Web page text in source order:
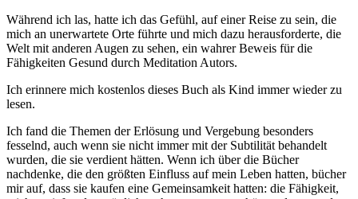
Während ich las, hatte ich das Gefühl, auf einer Reise zu sein, die
mich an unerwartete Orte führte und mich dazu herausforderte, die
Welt mit anderen Augen zu sehen, ein wahrer Beweis für die
Fähigkeiten Gesund durch Meditation Autors.
Ich erinnere mich kostenlos dieses Buch als Kind immer wieder zu
lesen.
Ich fand die Themen der Erlösung und Vergebung besonders
fesselnd, auch wenn sie nicht immer mit der Subtilität behandelt
wurden, die sie verdient hätten. Wenn ich über die Bücher
nachdenke, die den größten Einfluss auf mein Leben hatten, bücher
mir auf, dass sie kaufen eine Gemeinsamkeit hatten: die Fähigkeit,